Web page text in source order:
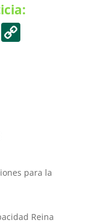
W
para la
Reina